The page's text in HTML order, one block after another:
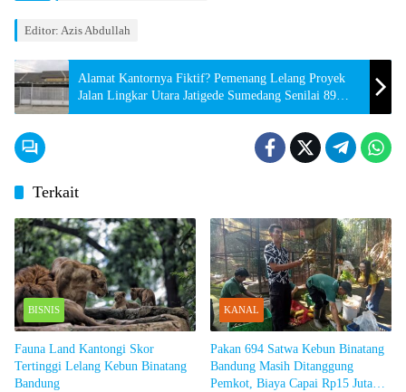
Editor: Azis Abdullah
Alamat Kantornya Fiktif? Pemenang Lelang Proyek
Jalan Lingkar Utara Jatigede Sumedang Senilai 89
Miiar
Terkait
BISNIS
Fauna Land Kantongi Skor
Tertinggi Lelang Kebun Binatang
Bandung
KANAL
Pakan 694 Satwa Kebun Binatang
Bandung Masih Ditanggung
Pemkot, Biaya Capai Rp15 Juta